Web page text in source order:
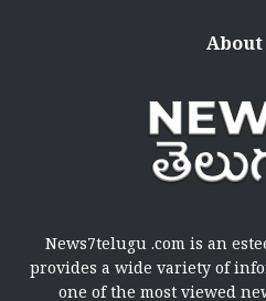
About
News7telugu .com is an
provides a wide variety of
one of the most viewed